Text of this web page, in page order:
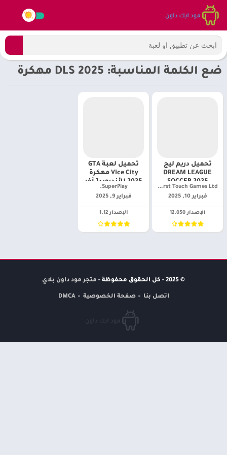
ضع الكلمة المناسبة: DLS 2025 مهكرة
تحميل دريم ليج
DREAM LEAGUE
SOCCER 2025
dls 25 أخر إصدار]
First Touch Games Ltd.‏
فبراير 10, 2025
الإصدار 12.050
تحميل لعبة GTA
Vice City مهكرة
2025 للأندرويد[ أخر
إصدار]
SuperPlay.‏
فبراير 9, 2025
الإصدار 1.12
© 2025 - كل الحقوق محفوظة - متجر مود داون بلاي
اتصل بنا صفحة الخصوصية DMCA